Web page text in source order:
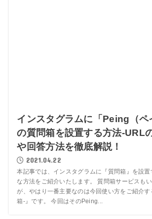
インスタグラムに「Peing（ペ
の質問箱を設置する方法-URL
や回答方法を徹底解説！
2021.04.22
本記事では、インスタグラムに『質問箱』を設
な方法をご紹介いたします。 質問箱サービスも
が、やはり一番主要なのは今回使い方をご紹介
箱-』です。 今回はそのPeing...